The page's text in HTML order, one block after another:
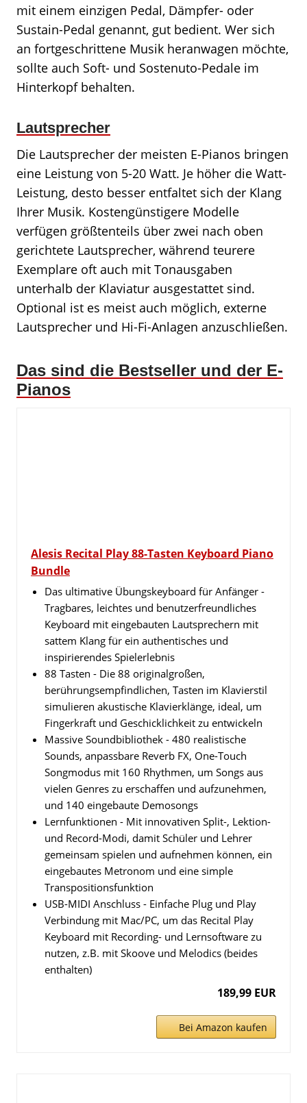
mit einem einzigen Pedal, Dämpfer- oder
Sustain-Pedal genannt, gut bedient. Wer sich
an fortgeschrittene Musik heranwagen möchte,
sollte auch Soft- und Sostenuto-Pedale im
Hinterkopf behalten.
Lautsprecher
Die Lautsprecher der meisten E-Pianos bringen
eine Leistung von 5-20 Watt. Je höher die Watt-
Leistung, desto besser entfaltet sich der Klang
Ihrer Musik. Kostengünstigere Modelle
verfügen größtenteils über zwei nach oben
gerichtete Lautsprecher, während teurere
Exemplare oft auch mit Tonausgaben
unterhalb der Klaviatur ausgestattet sind.
Optional ist es meist auch möglich, externe
Lautsprecher und Hi-Fi-Anlagen anzuschließen.
Das sind die Bestseller und der E-
Pianos
Alesis Recital Play 88-Tasten Keyboard Piano
Bundle
Das ultimative Übungskeyboard für Anfänger -
Tragbares, leichtes und benutzerfreundliches
Keyboard mit eingebauten Lautsprechern mit
sattem Klang für ein authentisches und
inspirierendes Spielerlebnis
88 Tasten - Die 88 originalgroßen,
berührungsempfindlichen, Tasten im Klavierstil
simulieren akustische Klavierklänge, ideal, um
Fingerkraft und Geschicklichkeit zu entwickeln
Massive Soundbibliothek - 480 realistische
Sounds, anpassbare Reverb FX, One-Touch
Songmodus mit 160 Rhythmen, um Songs aus
vielen Genres zu erschaffen und aufzunehmen,
und 140 eingebaute Demosongs
Lernfunktionen - Mit innovativen Split-, Lektion-
und Record-Modi, damit Schüler und Lehrer
gemeinsam spielen und aufnehmen können, ein
eingebautes Metronom und eine simple
Transpositionsfunktion
USB-MIDI Anschluss - Einfache Plug und Play
Verbindung mit Mac/PC, um das Recital Play
Keyboard mit Recording- und Lernsoftware zu
nutzen, z.B. mit Skoove und Melodics (beides
enthalten)
189,99 EUR
Bei Amazon kaufen